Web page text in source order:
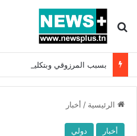
بحث عن
الرئيسية / أخبار
أخبار دولي